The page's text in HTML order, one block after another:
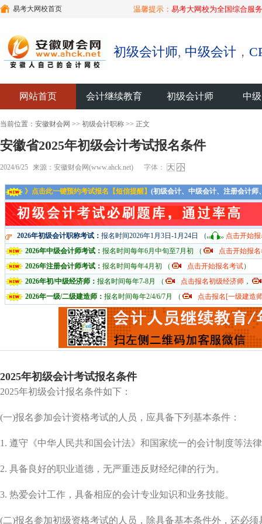
易考大网校首页 温馨提示： 易考大网校为全国综合服
初级会计师, 中级会计 ，
网站首页 会计继续教育 初级会计师 中
当前位置： 安徽财会网 >> 初级会计职称 >> 正文
安徽省2025年初级会计考试报名条件
2024/6/25 来源：安徽财会网(www.ahck.net) 字体： 大 小
》点击此一键预约考试报名【短信提醒】 (初级会计、中级会计、注册会计
2026年初级会计职称考试： 报名时间2026年1月3日-1月24日 （
点击开始
2026年中级会计师考试： 报名时间每年6月中旬至7月初 （
点击开始报
2026年注册会计师考试： 报名时间每年4月初 （ 点击开始报名考试）
2026年初/中级经济师： 报名时间每年7-8月 （ 点击报名初级经济师 ，
2026年一级/二级建造师： 报名时间每年2/4/6/7月 （ 点击报名[一级建造
2025年初级会计考试报名条件
2025年初级会计报名条件如下：
(一)报名参加会计资格考试的人员，应具备下列基本条件：
1. 遵守《中华人民共和国会计法》和国家统一的会计制度等法
2. 具备良好的职业道德，无严重违反财经纪律的行为。
3. 热爱会计工作，具备相应的会计专业知识和业务技能。
(二)报名参加初级资格考试的人员，除具备基本条件外，还必